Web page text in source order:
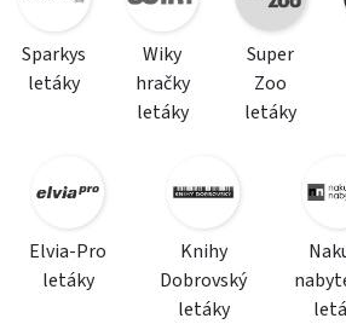
Sparkys
letáky
Wiky
hračky
letáky
Super
Zoo
letáky
Elvia-Pro
letáky
Knihy
Dobrovský
letáky